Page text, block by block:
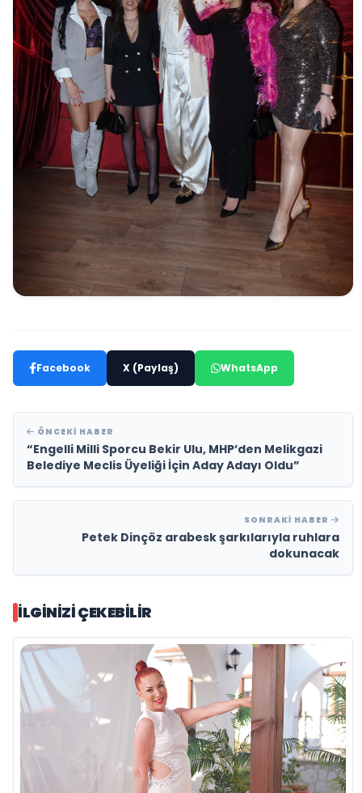
Facebook X (Paylaş) WhatsApp
ÖNCEKI HABER
“Engelli Milli Sporcu Bekir Ulu, MHP’den Melikgazi
Belediye Meclis Üyeliği İçin Aday Adayı Oldu”
SONRAKI HABER
Petek Dinçöz arabesk şarkılarıyla ruhlara
dokunacak
İLGINIZI ÇEKEBILIR